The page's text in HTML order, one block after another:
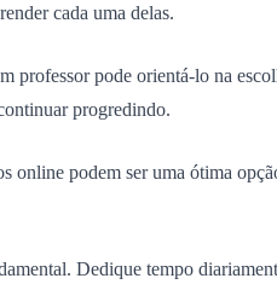
cada uma delas.
professor pode orientá-lo na
progredindo.
podem ser uma ótima
Dedique tempo